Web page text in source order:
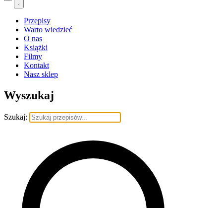
Przepisy
Warto wiedzieć
O nas
Książki
Filmy
Kontakt
Nasz sklep
Wyszukaj
Szukaj: